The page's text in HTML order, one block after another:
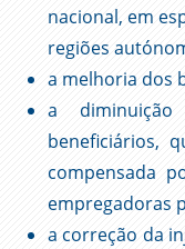
nacional, em
regiões
a melhoria dos
a
beneficiários,
compensada
empregadoras
a correção da